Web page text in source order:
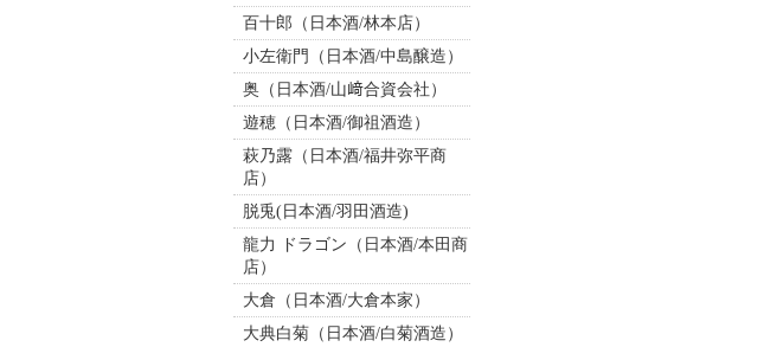
百十郎（日本酒/林本店）
小左衛門（日本酒/中島醸造）
奥（日本酒/山﨑合資会社）
遊穂（日本酒/御祖酒造）
萩乃露（日本酒/福井弥平商
店）
脱兎(日本酒/羽田酒造)
龍力 ドラゴン（日本酒/本田商
店）
大倉（日本酒/大倉本家）
大典白菊（日本酒/白菊酒造）